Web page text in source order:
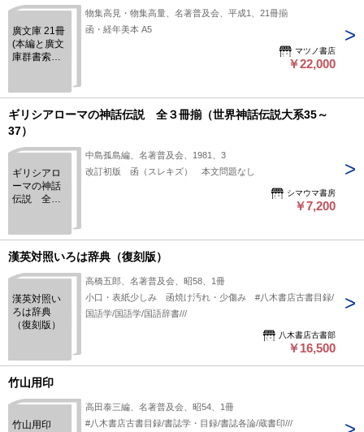
廣文庫 21冊
(本編と廣文
庫群書索引
物集高見・物集高量、名著普及会、平成1、21冊揃
函・経年美本 A5
マツノ書店
￥22,000
ギリシアローマの神話伝説 全３冊揃（世界神話伝説大系35～
37）
ギリシアロ
ーマの神話
伝説 全３
系35～37）
中島孤島編、名著普及会、1981、3
改訂初版 函（スレキズ） 本文問題なし
シマウマ書房
￥7,200
漢英対照いろは辞典（復刻版）
漢英対照い
ろは辞典
（復刻版）
高橋五郎、名著普及会、昭58、1冊
小口・表紙少しみ 函焼け汚れ・少傷み #八木書店古書目録/
国語学/国語学/国語辞書///
八木書店古書部
￥16,500
竹山用印
竹山用印
高田泰三編、名著普及会、昭54、1冊
#八木書店古書目録/書誌学・目録/書誌各論/蔵書印///